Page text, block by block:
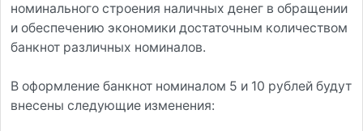
номинального строения наличных денег в обращении
и обеспечению экономики достаточным количеством
банкнот различных номиналов.
В оформление банкнот номиналом 5 и 10 рублей будут
внесены следующие изменения: